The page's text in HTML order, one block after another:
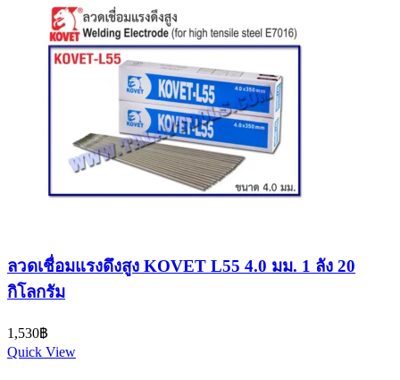
ลวดเชื่อมแรงดึงสูง KOVET L55 4.0 มม. 1 ลัง 20
กิโลกรัม
1,530฿
Quick View